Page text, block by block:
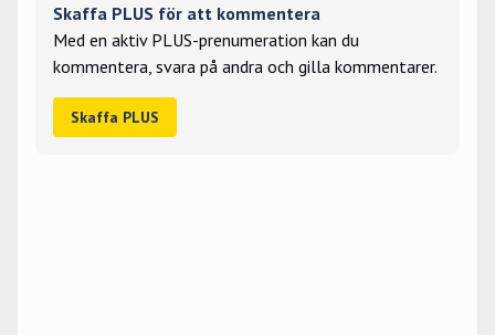
Skaffa PLUS för att kommentera
Med en aktiv PLUS-prenumeration kan du
kommentera, svara på andra och gilla kommentarer.
Skaffa PLUS